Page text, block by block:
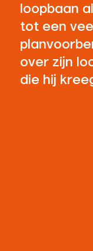
loopbaan
tot een
over zijn
die hij